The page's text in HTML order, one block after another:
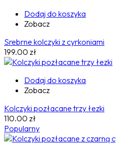
Dodaj do koszyka
Zobacz
Srebrne kolczyki z cyrkoniami
199.00 zł
Dodaj do koszyka
Zobacz
Kolczyki pozłacane trzy łezki
110.00 zł
Popularny